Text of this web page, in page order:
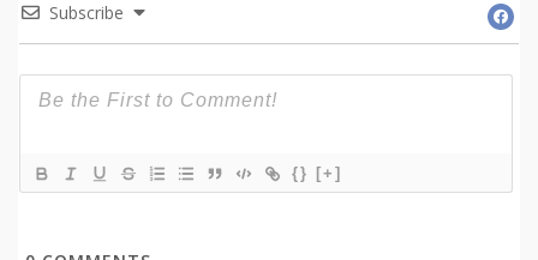
Subscribe
{} [+]